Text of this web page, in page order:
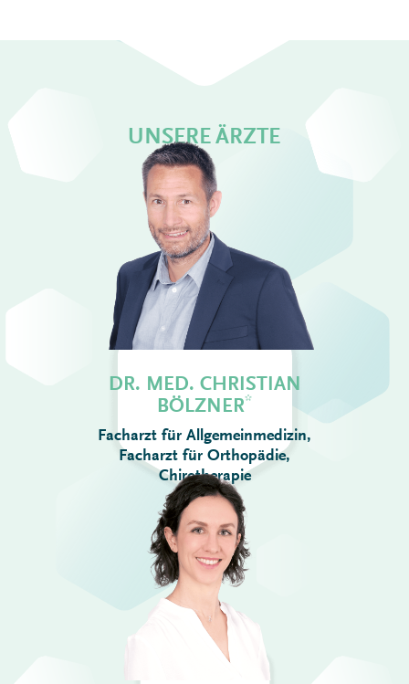
UNSERE ÄRZTE
DR. MED. CHRISTIAN
BÖLZNER*
Facharzt für Allgemeinmedizin,
Facharzt für Orthopädie,
Chirotherapie